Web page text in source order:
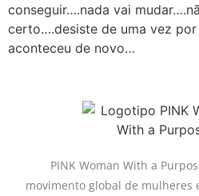
conseguir….nada vai
certo….desiste de uma vez
aconteceu de novo…
PINK Woman With a
movimento global de mulheres